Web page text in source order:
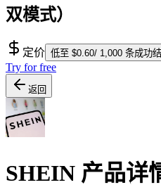
双模式）
定价 低至 $0.60/ 1,000 条成功
Try for free
返回
SHEIN 产品详